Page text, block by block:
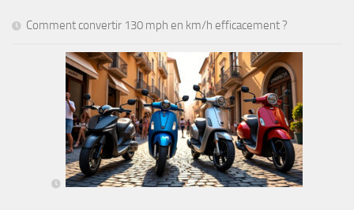
Comment convertir 130 mph en km/h efficacement ?